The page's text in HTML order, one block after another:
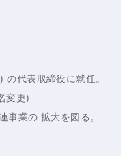
代表取締役に就任。
変更)
業の 拡大を図る。